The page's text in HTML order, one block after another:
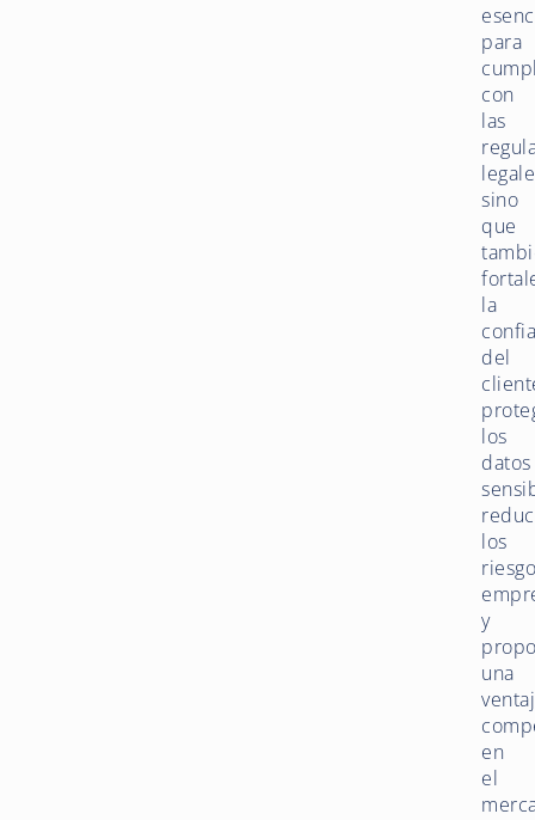
para
con
las
sino
que
la
del
los
datos
los
y
una
en
el